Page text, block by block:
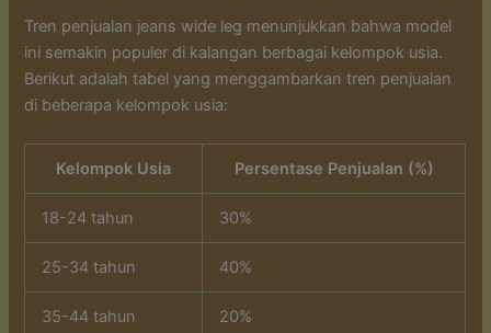
Tren penjualan jeans wide leg menunjukkan bahwa model
ini semakin populer di kalangan berbagai kelompok usia.
Berikut adalah tabel yang menggambarkan tren penjualan
di beberapa kelompok usia:
Kelompok Usia Persentase Penjualan (%)
18-24 tahun 30%
25-34 tahun 40%
35-44 tahun 20%